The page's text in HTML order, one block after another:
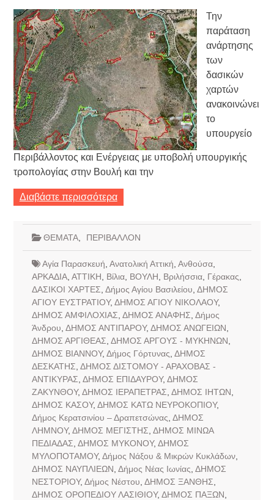
Την
παράταση
ανάρτησης
των
δασικών
χαρτών
ανακοινώνει
το
υπουργείο
Περιβάλλοντος και Ενέργειας με υποβολή υπουργικής
τροπολογίας στην Βουλή και την
Διαβάστε περισσότερα
ΘΕΜΑΤΑ, ΠΕΡΙΒΑΛΛΟΝ
Αγία Παρασκευή Ανατολική Αττική Ανθούσα,
ΑΡΚΑΔΙΑ, ΑΤΤΙΚΗ Βίλια, ΒΟΥΛΗ Βριλήσσια, Γέρακας
ΔΑΣΙΚΟΙ ΧΑΡΤΕΣ Δήμος Αγίου Βασιλείου ΔΗΜΟΣ
ΑΓΙΟΥ ΕΥΣΤΡΑΤΙΟΥ, ΔΗΜΟΣ ΑΓΙΟΥ ΝΙΚΟΛΑΟΥ,
ΔΗΜΟΣ ΑΜΦΙΛΟΧΙΑΣ ΔΗΜΟΣ ΑΝΑΦΗΣ Δήμος
Άνδρου ΔΗΜΟΣ ΑΝΤΙΠΑΡΟΥ, ΔΗΜΟΣ ΑΝΩΓΕΙΩΝ
ΔΗΜΟΣ ΑΡΓΙΘΕΑΣ ΔΗΜΟΣ ΑΡΓΟΥΣ - ΜΥΚΗΝΩΝ
ΔΗΜΟΣ ΒΙΑΝΝΟΥ, Δήμος Γόρτυνας ΔΗΜΟΣ
ΔΕΣΚΑΤΗΣ ΔΗΜΟΣ ΔΙΣΤΟΜΟΥ - ΑΡΑΧΟΒΑΣ -
ΑΝΤΙΚΥΡΑΣ ΔΗΜΟΣ ΕΠΙΔΑΥΡΟΥ, ΔΗΜΟΣ
ΖΑΚΥΝΘΟΥ, ΔΗΜΟΣ ΙΕΡΑΠΕΤΡΑΣ ΔΗΜΟΣ ΙΗΤΩΝ
ΔΗΜΟΣ ΚΑΣΟΥ, ΔΗΜΟΣ ΚΑΤΩ ΝΕΥΡΟΚΟΠΙΟΥ,
Δήμος Κερατσινίου – Δραπετσώνας ΔΗΜΟΣ
ΛΗΜΝΟΥ, ΔΗΜΟΣ ΜΕΓΙΣΤΗΣ ΔΗΜΟΣ ΜΙΝΩΑ
ΠΕΔΙΑΔΑΣ ΔΗΜΟΣ ΜΥΚΟΝΟΥ, ΔΗΜΟΣ
ΜΥΛΟΠΟΤΑΜΟΥ, Δήμος Νάξου & Μικρών Κυκλάδων,
ΔΗΜΟΣ ΝΑΥΠΛΙΕΩΝ Δήμος Νέας Ιωνίας ΔΗΜΟΣ
ΝΕΣΤΟΡΙΟΥ, Δήμος Νέστου ΔΗΜΟΣ ΞΑΝΘΗΣ
ΔΗΜΟΣ ΟΡΟΠΕΔΙΟΥ ΛΑΣΙΘΙΟΥ, ΔΗΜΟΣ ΠΑΞΩΝ